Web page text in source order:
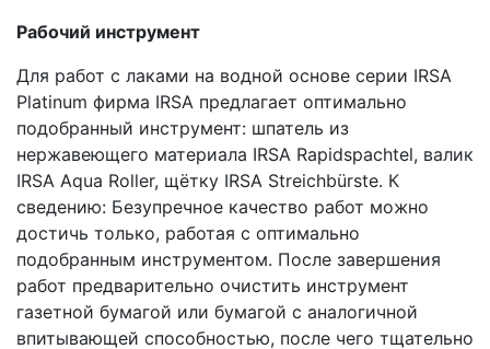
Рабочий инструмент
Для работ с лаками на водной основе серии IRSA
Platinum фирма IRSA предлагает оптимально
подобранный инструмент: шпатель из
нержавеющего материала IRSA Rapidspachtel, валик
IRSA Aqua Roller, щётку IRSA Streichbürste. К
сведению: Безупречное качество работ можно
достичь только, работая с оптимально
подобранным инструментом. После завершения
работ предварительно очистить инструмент
газетной бумагой или бумагой с аналогичной
впитывающей способностью, после чего тщательно